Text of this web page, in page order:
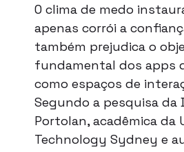
O clima de medo
apenas corrói a
também prejudica o
fundamental dos apps
como espaços de
Segundo a pesquisa da
Portolan, acadêmica da
Technology Sydney e